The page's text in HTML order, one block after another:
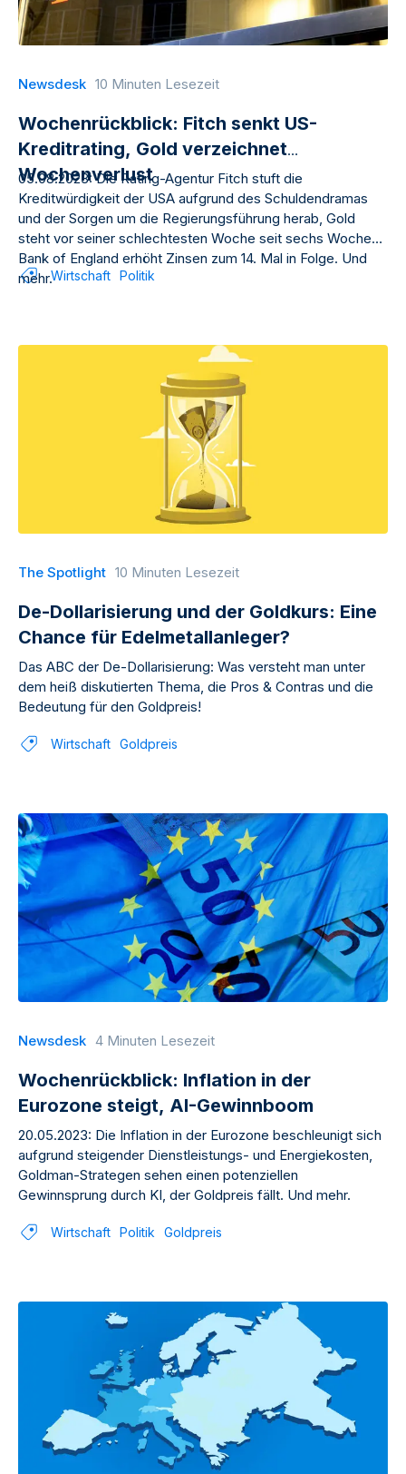
Newsdesk 10 Minuten Lesezeit
Wochenrückblick: Fitch senkt US-
Kreditrating, Gold verzeichnet
Wochenverlust
05.08.2023: Die Rating-Agentur Fitch stuft die
Kreditwürdigkeit der USA aufgrund des Schuldendramas
und der Sorgen um die Regierungsführung herab, Gold
steht vor seiner schlechtesten Woche seit sechs Wochen,
Bank of England erhöht Zinsen zum 14. Mal in Folge. Und
mehr.Wirtschaft Politik
The Spotlight 10 Minuten Lesezeit
De-Dollarisierung und der Goldkurs: Eine
Chance für Edelmetallanleger?
Das ABC der De-Dollarisierung: Was versteht man unter
dem heiß diskutierten Thema, die Pros & Contras und die
Bedeutung für den Goldpreis!
Wirtschaft Goldpreis
Newsdesk 4 Minuten Lesezeit
Wochenrückblick: Inflation in der
Eurozone steigt, AI-Gewinnboom
20.05.2023: Die Inflation in der Eurozone beschleunigt sich
aufgrund steigender Dienstleistungs- und Energiekosten,
Goldman-Strategen sehen einen potenziellen
Gewinnsprung durch KI, der Goldpreis fällt. Und mehr.
Wirtschaft Politik Goldpreis